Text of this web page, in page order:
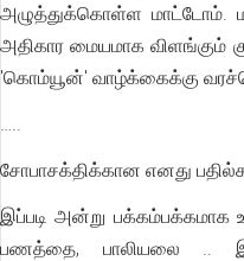
அழுத்துக்கொள்ள மாட்டோம்.
அதிகார மையமாக விளங்கும்
'கொம்யூன்' வாழ்க்கைக்கு
…..
சோபாசக்திக்கான எனது
இப்படி அன்று
பணத்தை, பாலியலை ..